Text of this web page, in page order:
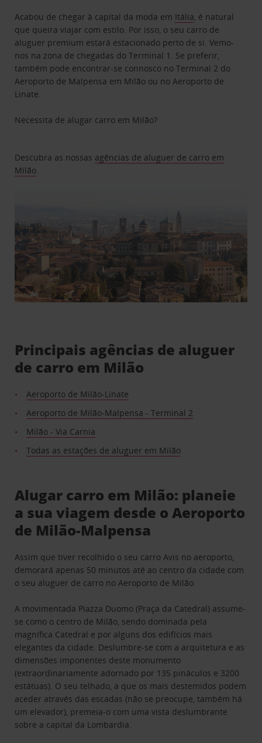
Acabou de chegar à capital da moda em Itália , é natural
que queira viajar com estilo. Por isso, o seu carro de
aluguer premium estará estacionado perto de si. Vemo-
nos na zona de chegadas do Terminal 1. Se preferir,
também pode encontrar-se connosco no Terminal 2 do
Aeroporto de Malpensa em Milão ou no Aeroporto de
Linate.
Necessita de alugar carro em Milão?
Descubra as nossas agências de aluguer de carro em
Milão
Principais agências de aluguer
de carro em Milão
Aeroporto de Milão-Linate
Aeroporto de Milão-Malpensa - Terminal 2
Milão - Via Carnia
Todas as estações de aluguer em Milão
Alugar carro em Milão: planeie
a sua viagem desde o Aeroporto
de Milão-Malpensa
Assim que tiver recolhido o seu carro Avis no aeroporto,
demorará apenas 50 minutos até ao centro da cidade com
o seu aluguer de carro no Aeroporto de Milão.
A movimentada Piazza Duomo (Praça da Catedral) assume-
se como o centro de Milão, sendo dominada pela
magnífica Catedral e por alguns dos edifícios mais
elegantes da cidade. Deslumbre-se com a arquitetura e as
dimensões imponentes deste monumento
(extraordinariamente adornado por 135 pináculos e 3200
estátuas). O seu telhado, a que os mais destemidos podem
aceder através das escadas (não se preocupe, também há
um elevador), premeia-o com uma vista deslumbrante
sobre a capital da Lombardia.